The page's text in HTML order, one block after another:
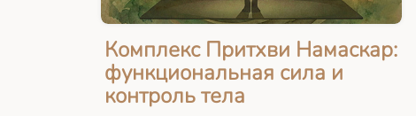
Комплекс Притхви Намаскар:
функциональная сила и
контроль тела